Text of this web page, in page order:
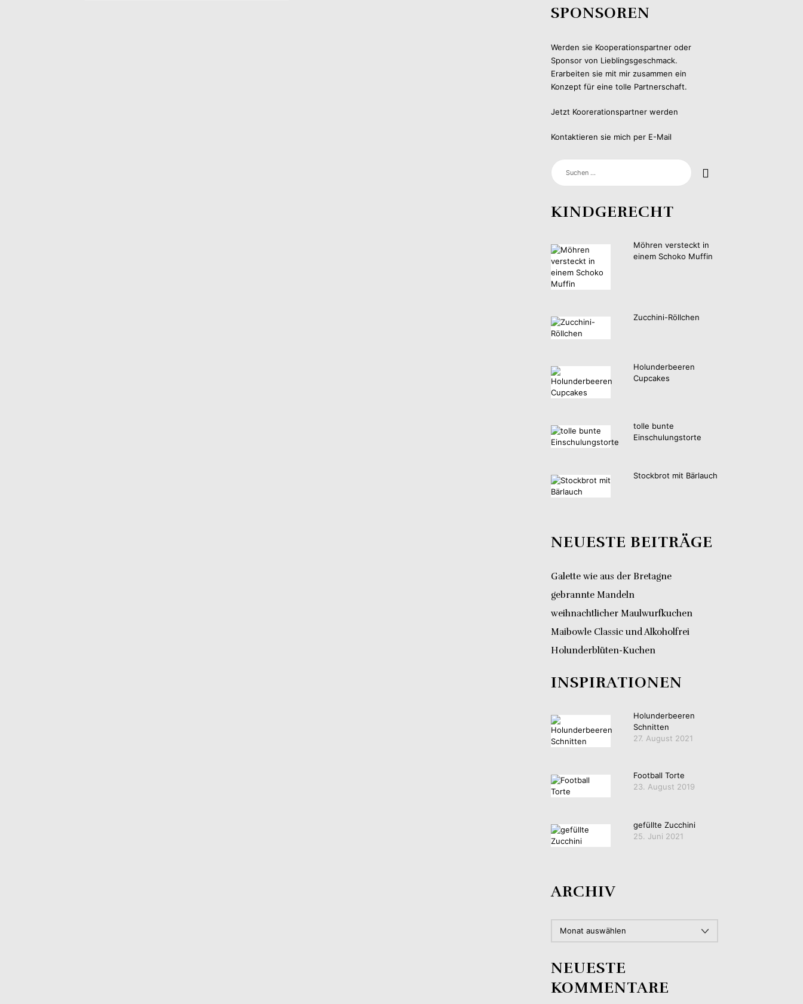
SPONSOREN
Werden sie Kooperationspartner oder
Sponsor von Lieblingsgeschmack.
Erarbeiten sie mit mir zusammen ein
Konzept für eine tolle Partnerschaft.
Jetzt Koorerationspartner werden
Kontaktieren sie mich per E-Mail
SUCHEN
NACH:
KINDGERECHT
Möhren versteckt in
einem Schoko Muffin
Zucchini-Röllchen
Holunderbeeren
Cupcakes
tolle bunte
Einschulungstorte
Stockbrot mit Bärlauch
NEUESTE BEITRÄGE
Galette wie aus der Bretagne
gebrannte Mandeln
weihnachtlicher Maulwurfkuchen
Maibowle Classic und Alkoholfrei
Holunderblüten-Kuchen
INSPIRATIONEN
Holunderbeeren
Schnitten
27. August 2021
Football Torte
23. August 2019
gefüllte Zucchini
25. Juni 2021
ARCHIV
NEUESTE
KOMMENTARE